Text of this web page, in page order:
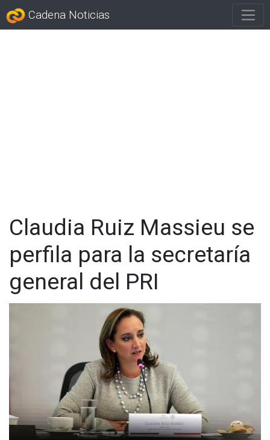
Cadena Noticias
Claudia Ruiz Massieu se
perfila para la secretaría
general del PRI